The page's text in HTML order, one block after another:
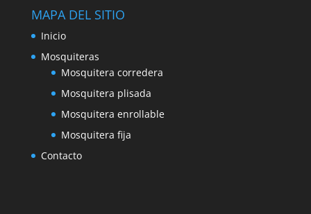
MAPA DEL SITIO
Inicio
Mosquiteras
Mosquitera corredera
Mosquitera plisada
Mosquitera enrollable
Mosquitera fija
Contacto